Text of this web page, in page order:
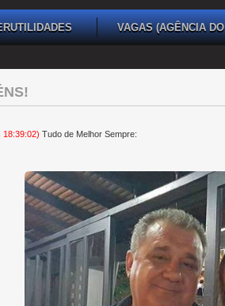
VAGAS (AGÊNCIA DO
18:39:02) Tudo de Melhor Sempre: